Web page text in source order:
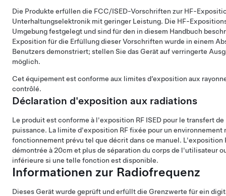
Die Produkte erfüllen die FCC/ISED-Vorschriften zur HF-
Unterhaltungselektronik mit geringer Leistung. Die HF-
Umgebung festgelegt und sind für den in diesem Handbuch
Exposition für die Erfüllung dieser Vorschriften wurde in einem
Benutzers demonstriert; stellen Sie das Gerät auf verringerte
möglich.
Cet équipement est conforme aux limites d’exposition aux
contrôlé.
Déclaration d'exposition aux radiations
Le produit est conforme à l'exposition RF ISED pour le transfert
puissance. La limite d'exposition RF fixée pour un environnement
fonctionnement prévu tel que décrit dans ce manuel. L'exposition
démontrée à 20cm et plus de séparation du corps de l'utilisateur
inférieure si une telle fonction est disponible.
Informationen zur Radiofrequenz
Dieses Gerät wurde geprüft und erfüllt die Grenzwerte für ein